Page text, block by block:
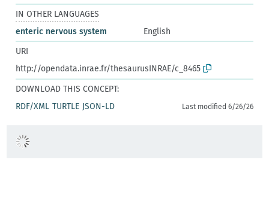
IN OTHER LANGUAGES
enteric nervous system
English
URI
http://opendata.inrae.fr/thesaurusINRAE/c_8465
DOWNLOAD THIS CONCEPT:
RDF/XML TURTLE JSON-LD Last modified 6/26/26